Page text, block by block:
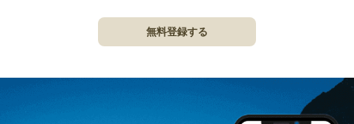
無料登録する